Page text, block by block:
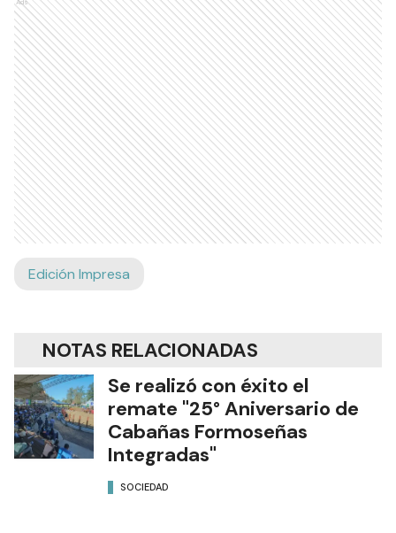
Edición Impresa
NOTAS RELACIONADAS
Se realizó con éxito el
remate "25° Aniversario de
Cabañas Formoseñas
Integradas"
SOCIEDAD